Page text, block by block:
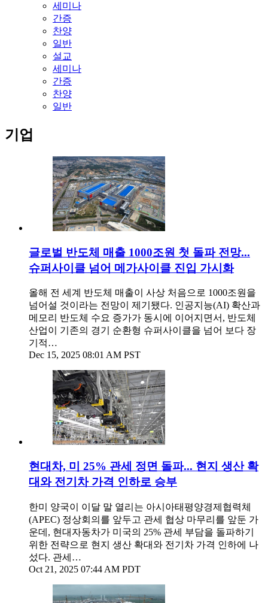
세미나
간증
찬양
일반
설교
세미나
간증
찬양
일반
기업
글로벌 반도체 매출 1000조원 첫 돌파 전망...
슈퍼사이클 넘어 메가사이클 진입 가시화
올해 전 세계 반도체 매출이 사상 처음으로 1000조원을
넘어설 것이라는 전망이 제기됐다. 인공지능(AI) 확산과
메모리 반도체 수요 증가가 동시에 이어지면서, 반도체
산업이 기존의 경기 순환형 슈퍼사이클을 넘어 보다 장
기적…
Dec 15, 2025 08:01 AM PST
현대차, 미 25% 관세 정면 돌파... 현지 생산 확
대와 전기차 가격 인하로 승부
한미 양국이 이달 말 열리는 아시아태평양경제협력체
(APEC) 정상회의를 앞두고 관세 협상 마무리를 앞둔 가
운데, 현대자동차가 미국의 25% 관세 부담을 돌파하기
위한 전략으로 현지 생산 확대와 전기차 가격 인하에 나
섰다. 관세…
Oct 21, 2025 07:44 AM PDT